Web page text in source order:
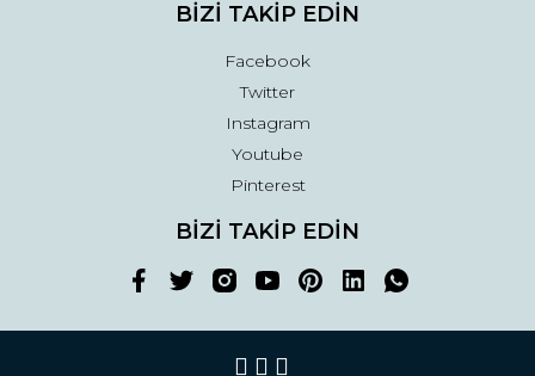
BİZİ TAKİP EDİN
Facebook
Twitter
Instagram
Youtube
Pinterest
BİZİ TAKİP EDİN